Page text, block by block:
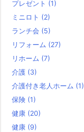
プレゼント (1)
ミニロト (2)
ランチ会 (5)
リフォーム (27)
リホーム (7)
介護 (3)
介護付き老人ホーム (1)
保険 (1)
健康 (20)
健康 (9)